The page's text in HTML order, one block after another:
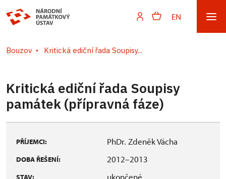
EN
Bouzov Kritická ediční řada Soupisy...
Kritická ediční řada Soupisy
památek (přípravná fáze)
PŘÍJEMCI: PhDr. Zdeněk Vácha
DOBA ŘEŠENÍ: 2012–2013
STAV: ukončené